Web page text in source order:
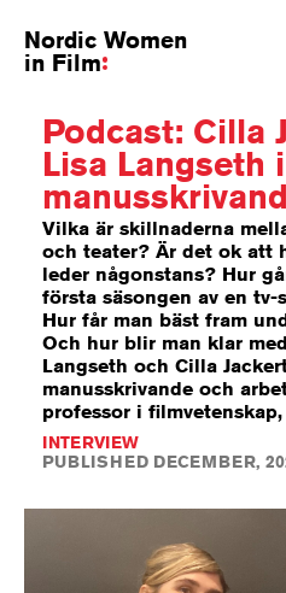
Nordic Women
in Film
Podcast: Cilla
Lisa Langseth
Vilka är skillnaderna
och teater? Är det ok att
leder någonstans? Hur
första säsongen av en
Hur får man bäst fram
Och hur blir man klar
Langseth och Cilla
manusskrivande och
professor i filmvetenskap,
INTERVIEW
PUBLISHED DECEMBER,